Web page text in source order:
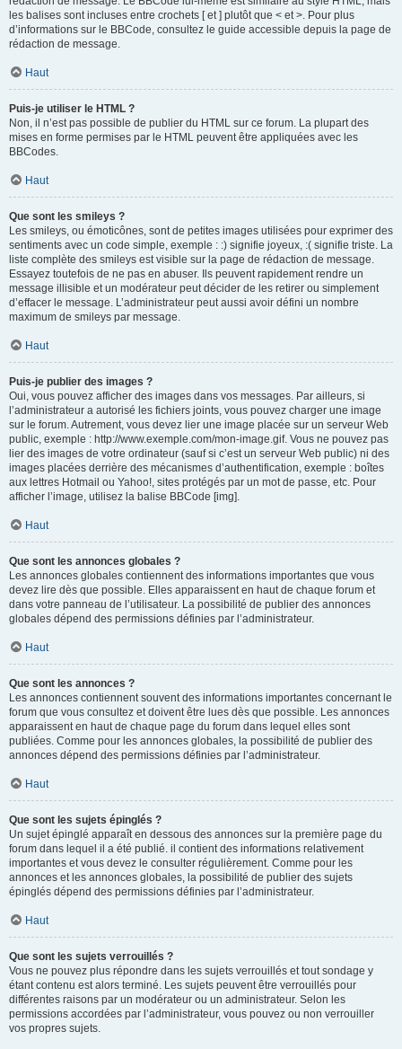
les balises sont incluses entre crochets [ et ] plutôt que < et >. Pour plus
d’informations sur le BBCode, consultez le guide accessible depuis la page de
rédaction de message.
Haut
Puis-je utiliser le HTML ?
Non, il n’est pas possible de publier du HTML sur ce forum. La plupart des
mises en forme permises par le HTML peuvent être appliquées avec les
BBCodes.
Haut
Que sont les smileys ?
Les smileys, ou émoticônes, sont de petites images utilisées pour exprimer des
sentiments avec un code simple, exemple : :) signifie joyeux, :( signifie triste. La
liste complète des smileys est visible sur la page de rédaction de message.
Essayez toutefois de ne pas en abuser. Ils peuvent rapidement rendre un
message illisible et un modérateur peut décider de les retirer ou simplement
d’effacer le message. L’administrateur peut aussi avoir défini un nombre
maximum de smileys par message.
Haut
Puis-je publier des images ?
Oui, vous pouvez afficher des images dans vos messages. Par ailleurs, si
l’administrateur a autorisé les fichiers joints, vous pouvez charger une image
sur le forum. Autrement, vous devez lier une image placée sur un serveur Web
public, exemple : http://www.exemple.com/mon-image.gif. Vous ne pouvez pas
lier des images de votre ordinateur (sauf si c’est un serveur Web public) ni des
images placées derrière des mécanismes d’authentification, exemple : boîtes
aux lettres Hotmail ou Yahoo!, sites protégés par un mot de passe, etc. Pour
afficher l’image, utilisez la balise BBCode [img].
Haut
Que sont les annonces globales ?
Les annonces globales contiennent des informations importantes que vous
devez lire dès que possible. Elles apparaissent en haut de chaque forum et
dans votre panneau de l’utilisateur. La possibilité de publier des annonces
globales dépend des permissions définies par l’administrateur.
Haut
Que sont les annonces ?
Les annonces contiennent souvent des informations importantes concernant le
forum que vous consultez et doivent être lues dès que possible. Les annonces
apparaissent en haut de chaque page du forum dans lequel elles sont
publiées. Comme pour les annonces globales, la possibilité de publier des
annonces dépend des permissions définies par l’administrateur.
Haut
Que sont les sujets épinglés ?
Un sujet épinglé apparaît en dessous des annonces sur la première page du
forum dans lequel il a été publié. il contient des informations relativement
importantes et vous devez le consulter régulièrement. Comme pour les
annonces et les annonces globales, la possibilité de publier des sujets
épinglés dépend des permissions définies par l’administrateur.
Haut
Que sont les sujets verrouillés ?
Vous ne pouvez plus répondre dans les sujets verrouillés et tout sondage y
étant contenu est alors terminé. Les sujets peuvent être verrouillés pour
différentes raisons par un modérateur ou un administrateur. Selon les
permissions accordées par l’administrateur, vous pouvez ou non verrouiller
vos propres sujets.